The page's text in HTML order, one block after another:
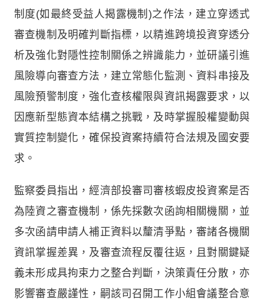
制度(如最終受益人揭露機制)之作法，建立穿透式
審查機制及明確判斷指標，以精進跨境投資穿透分
析及強化對隱性控制關係之辨識能力，並研議引進
風險導向審查方法，建立常態化監測、資料串接及
風險預警制度，強化查核權限與資訊揭露要求，以
因應新型態資本結構之挑戰，及時掌握股權變動與
實質控制變化，確保投資案持續符合法規及國安要
求。
監察委員指出，經濟部投審司審核蝦皮投資案是否
為陸資之審查機制，係先採數次函詢相關機關，並
多次函請申請人補正資料以釐清爭點，審諸各機關
資訊掌握差異，及審查流程反覆往返，且對關鍵疑
義未形成具拘束力之整合判斷，決策責任分散，亦
影響審查嚴謹性，嗣該司召開工作小組會議整合意